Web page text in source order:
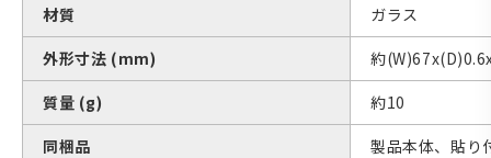
材質
ガラス
外形寸法 (mm)
約
質量 (g)
約10
同梱品
製品本体、貼り